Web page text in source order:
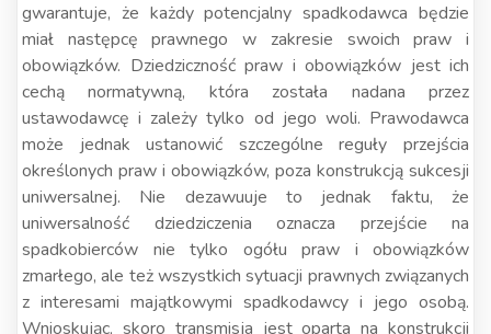
gwarantuje, że każdy potencjalny spadkodawca będzie
miał następcę prawnego w zakresie swoich praw i
obowiązków. Dziedziczność praw i obowiązków jest ich
cechą normatywną, która została nadana przez
ustawodawcę i zależy tylko od jego woli. Prawodawca
może jednak ustanowić szczególne reguły przejścia
określonych praw i obowiązków, poza konstrukcją sukcesji
uniwersalnej. Nie dezawuuje to jednak faktu, że
uniwersalność dziedziczenia oznacza przejście na
spadkobierców nie tylko ogółu praw i obowiązków
zmarłego, ale też wszystkich sytuacji prawnych związanych
z interesami majątkowymi spadkodawcy i jego osobą.
Wnioskując, skoro transmisja jest oparta na konstrukcji